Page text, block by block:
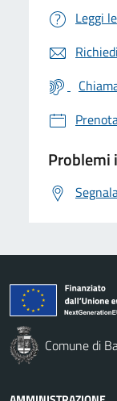
Leggi
Problemi
Comune di